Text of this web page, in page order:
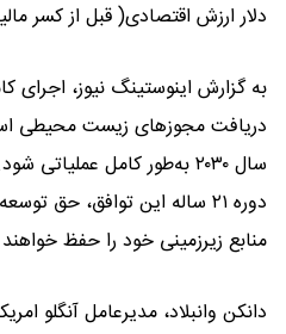
دلار ارزش اقتصادی( قبل از کسر
به گزارش اینوستینگ نیوز،
دریافت مجوزهای زیست‌ محیطی
سال ۲۰۳۰ به‌طور کامل
دوره ۲۱ ساله این توافق، حق
منابع زیرزمینی خود را حفظ
دانکن وانبلاد، مدیرعامل آنگلو